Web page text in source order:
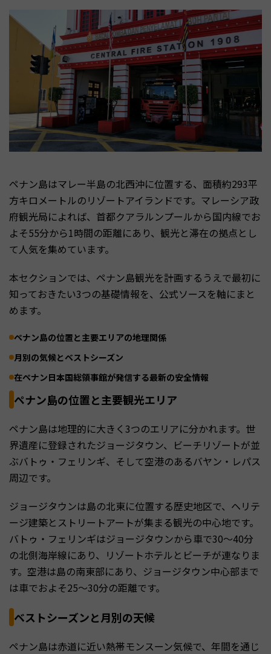
ペナン島はマレー半島の北西沖に位置する、面積約293平
方キロメートルのリゾートアイランドです。マレーシア政
府観光局によれば、首都クアラルンプールから国内線でお
よそ55分から1時間の距離にあり、観光と滞在の拠点とし
て人気を集めています。
本セクションでは、ペナン島観光を計画するうえで最初に
知っておきたい3つの基礎情報を、公式ソースを軸にまと
めます。
ペナン島の位置と主要エリアの地理関係
月別の気候とベストシーズン
在ペナン日本国総領事館が発信する最新の安全情報
ペナン島の位置と主要観光エリア
ペナン島は地理的に大きく3つのエリアに分かれます。世
界遺産に登録されたジョージタウン、ビーチリゾートが並
ぶバトゥ・フェリンギ、そして空港のあるバヤン・レパス
周辺です。
ジョージタウンは島の北東に位置する歴史地区で、ヘリテ
ージ建築とストリートアートが集まる観光の中心地です。
バトゥ・フェリンギはジョージタウンから車で30〜40分
の北側海岸線にあり、リゾートホテルとビーチが連なりま
す。空港は島の南東部にあり、ジョージタウン中心部まで
は車でおよそ25〜30分の距離です。
ベストシーズンと月別の天候
ペナン島は赤道に近い熱帯モンスーン気候で、年間を通じ